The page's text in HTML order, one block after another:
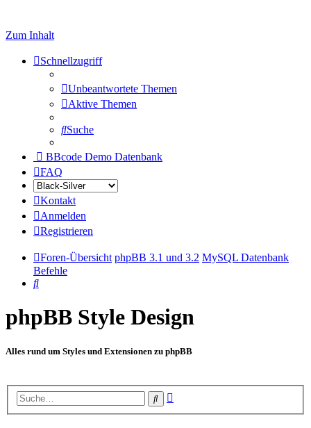
Zum Inhalt
Schnellzugriff
Unbeantwortete Themen
Aktive Themen
Suche
BBcode Demo Datenbank
FAQ
Kontakt
Anmelden
Registrieren
Foren-Übersicht phpBB 3.1 und 3.2 MySQL Datenbank
Befehle
Suche
phpBB Style Design
Alles rund um Styles und Extensionen zu phpBB
Suche